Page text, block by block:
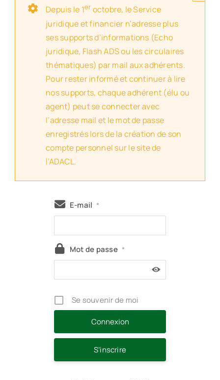
Depuis le 1er octobre, le Service
juridique et financier n’adresse plus
ses supports d’informations (Echo
juridique, Flash ADS ou les circulaires
thématiques) par mail aux adhérents.
Pour rester informé et continuer à lire
nos supports, chaque adhérent (élu ou
agent) peut se connecter avec
l’adresse mail et le mot de passe
enregistrés lors de la création de son
compte personnel sur le site de
l’ADACL.
E-mail *
Mot de passe *
Se souvenir de moi
S’inscrire